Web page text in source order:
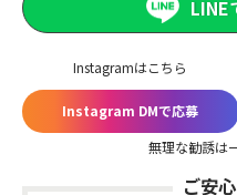
Instagramはこちら
Instagram DMで応募
無理な勧誘は
LINE
ご安